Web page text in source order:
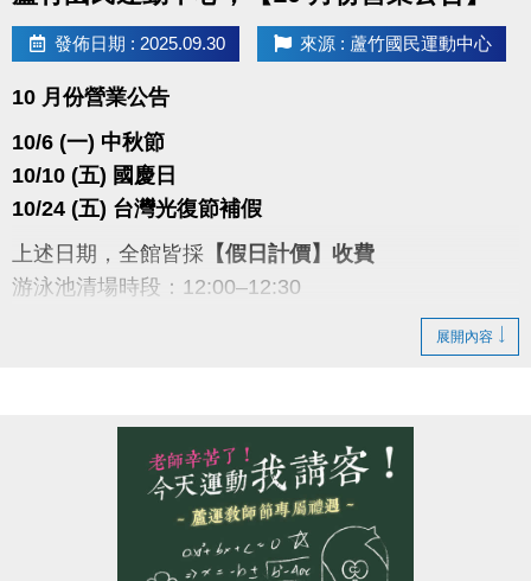
發佈日期 : 2025.09.30 來源 : 蘆竹國民運動中心
10 月份營業公告
10/6 (一) 中秋節
10/10 (五) 國慶日
10/24 (五) 台灣光復節補假
上述日期，全館皆採 【假日計價】收費
游泳池清場時段：12:00–12:30
展開內容